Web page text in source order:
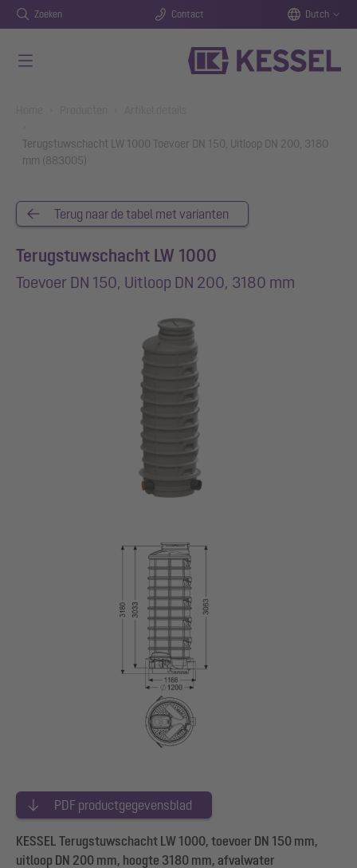
Zoeken Contact Dutch
Terugstuwschacht LW 1000 Toevoer DN 150, Uitloop DN 200, 3180
mm (883005)
Terug naar de tabel met varianten
Terugstuwschacht LW 1000
Toevoer DN 150, Uitloop DN 200, 3180 mm
PDF productgegevensblad
KESSEL Terugstuwschacht LW 1000, toevoer DN 150 mm,
uitloop DN 200 mm, hoogte 3180 mm, afvalwater